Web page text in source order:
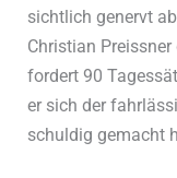
sichtlich genervt
Christian
fordert 90
er sich der
schuldig gemacht